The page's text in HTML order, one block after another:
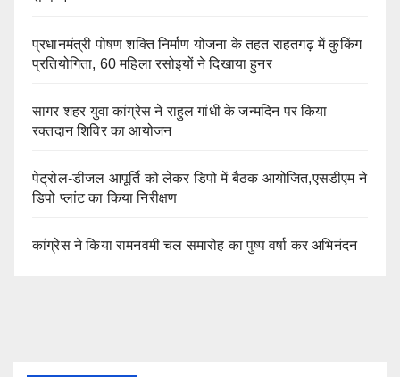
प्रधानमंत्री पोषण शक्ति निर्माण योजना के तहत राहतगढ़ में कुकिंग
प्रतियोगिता, 60 महिला रसोइयों ने दिखाया हुनर
सागर शहर युवा कांग्रेस ने राहुल गांधी के जन्मदिन पर किया
रक्तदान शिविर का आयोजन
पेट्रोल-डीजल आपूर्ति को लेकर डिपो में बैठक आयोजित,एसडीएम ने
डिपो प्लांट का किया निरीक्षण
कांग्रेस ने किया रामनवमी चल समारोह का पुष्प वर्षा कर अभिनंदन